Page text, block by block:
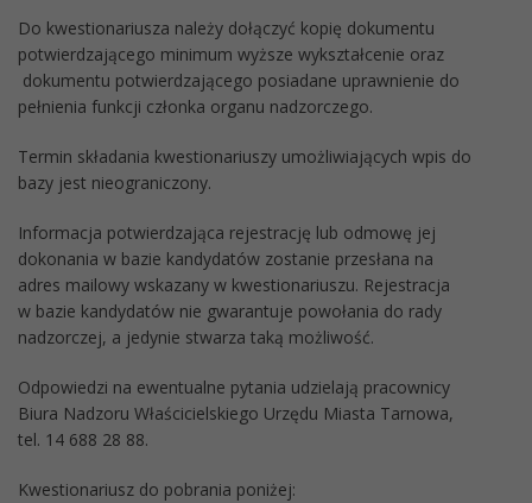
Do kwestionariusza należy dołączyć kopię dokumentu
potwierdzającego minimum wyższe wykształcenie oraz
dokumentu potwierdzającego posiadane uprawnienie do
pełnienia funkcji członka organu nadzorczego.
Termin składania kwestionariuszy umożliwiających wpis do
bazy jest nieograniczony.
Informacja potwierdzająca rejestrację lub odmowę jej
dokonania w bazie kandydatów zostanie przesłana na
adres mailowy wskazany w kwestionariuszu. Rejestracja
w bazie kandydatów nie gwarantuje powołania do rady
nadzorczej, a jedynie stwarza taką możliwość.
Odpowiedzi na ewentualne pytania udzielają pracownicy
Biura Nadzoru Właścicielskiego Urzędu Miasta Tarnowa,
tel. 14 688 28 88.
Kwestionariusz do pobrania poniżej: